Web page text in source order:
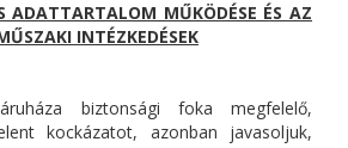
ADATTARTALOM MŰKÖDÉSE ÉS AZ
INTÉZKEDÉSEK
biztonsági foka megfelelő,
kockázatot, azonban javasoljuk,